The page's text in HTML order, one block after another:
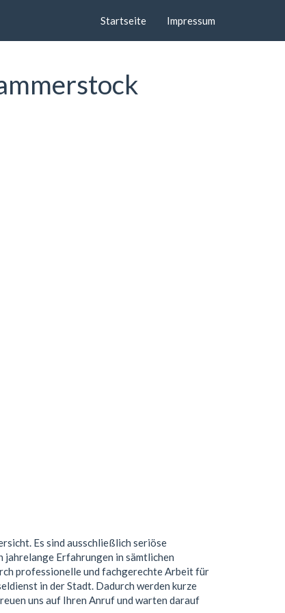
Startseite Impressum
Es sind ausschließlich seriöse
Erfahrungen in sämtlichen
professionelle und fachgerechte Arbeit für
in der Stadt. Dadurch werden kurze
uns auf Ihren Anruf und warten darauf